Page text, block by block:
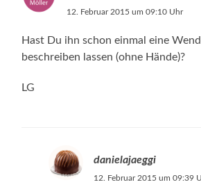
12. Februar 2015 um 09:10 Uhr
Hast Du ihn schon einmal eine
beschreiben lassen (ohne Hände)?
LG
danielajaeggi
12. Februar 2015 um 09:39